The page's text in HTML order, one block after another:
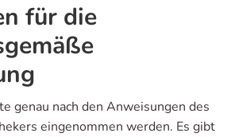
für die
genau nach den Anweisungen des
eingenommen werden. Es gibt